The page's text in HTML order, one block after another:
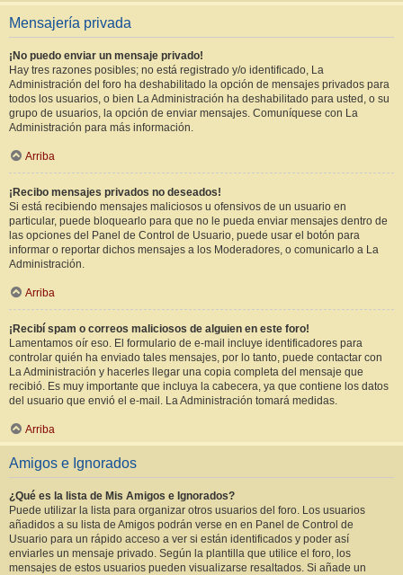
Mensajería privada
¡No puedo enviar un mensaje privado!
Hay tres razones posibles; no está registrado y/o identificado, La
Administración del foro ha deshabilitado la opción de mensajes privados para
todos los usuarios, o bien La Administración ha deshabilitado para usted, o su
grupo de usuarios, la opción de enviar mensajes. Comuníquese con La
Administración para más información.
Arriba
¡Recibo mensajes privados no deseados!
Si está recibiendo mensajes maliciosos u ofensivos de un usuario en
particular, puede bloquearlo para que no le pueda enviar mensajes dentro de
las opciones del Panel de Control de Usuario, puede usar el botón para
informar o reportar dichos mensajes a los Moderadores, o comunicarlo a La
Administración.
Arriba
¡Recibí spam o correos maliciosos de alguien en este foro!
Lamentamos oír eso. El formulario de e-mail incluye identificadores para
controlar quién ha enviado tales mensajes, por lo tanto, puede contactar con
La Administración y hacerles llegar una copia completa del mensaje que
recibió. Es muy importante que incluya la cabecera, ya que contiene los datos
del usuario que envió el e-mail. La Administración tomará medidas.
Arriba
Amigos e Ignorados
¿Qué es la lista de Mis Amigos e Ignorados?
Puede utilizar la lista para organizar otros usuarios del foro. Los usuarios
añadidos a su lista de Amigos podrán verse en en Panel de Control de
Usuario para un rápido acceso a ver si están identificados y poder así
enviarles un mensaje privado. Según la plantilla que utilice el foro, los
mensajes de estos usuarios pueden visualizarse resaltados. Si añade un